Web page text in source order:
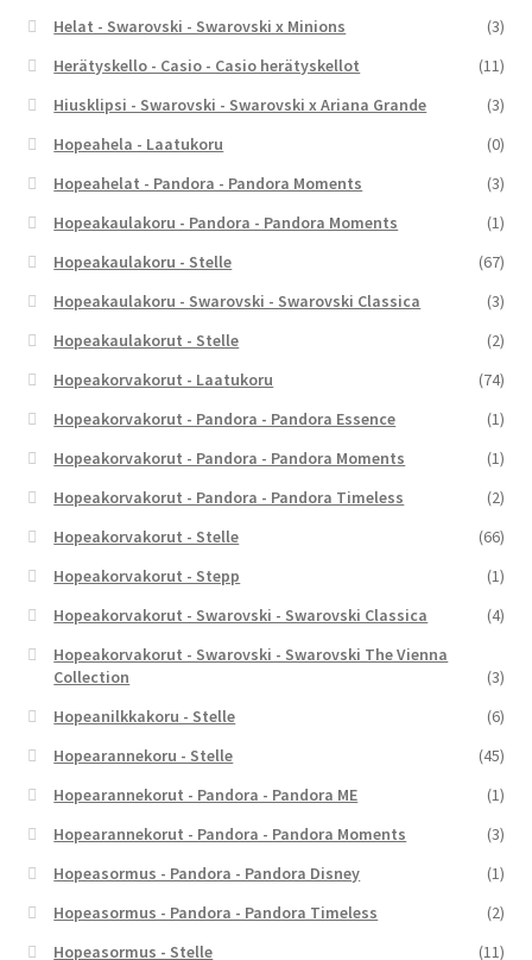
Helat - Swarovski - Swarovski x Minions
(3)
Herätyskello - Casio - Casio herätyskellot
(11)
Hiusklipsi - Swarovski - Swarovski x Ariana Grande
(3)
Hopeahela - Laatukoru
(0)
Hopeahelat - Pandora - Pandora Moments
(3)
Hopeakaulakoru - Pandora - Pandora Moments
(1)
Hopeakaulakoru - Stelle
(67)
Hopeakaulakoru - Swarovski - Swarovski Classica
(3)
Hopeakaulakorut - Stelle
(2)
Hopeakorvakorut - Laatukoru
(74)
Hopeakorvakorut - Pandora - Pandora Essence
(1)
Hopeakorvakorut - Pandora - Pandora Moments
(1)
Hopeakorvakorut - Pandora - Pandora Timeless
(2)
Hopeakorvakorut - Stelle
(66)
Hopeakorvakorut - Stepp
(1)
Hopeakorvakorut - Swarovski - Swarovski Classica
(4)
Hopeakorvakorut - Swarovski - Swarovski The Vienna
Collection
(3)
Hopeanilkkakoru - Stelle
(6)
Hopearannekoru - Stelle
(45)
Hopearannekorut - Pandora - Pandora ME
(1)
Hopearannekorut - Pandora - Pandora Moments
(3)
Hopeasormus - Pandora - Pandora Disney
(1)
Hopeasormus - Pandora - Pandora Timeless
(2)
Hopeasormus - Stelle
(11)